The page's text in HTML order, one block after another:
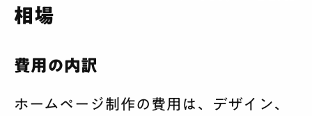
相場
費用の内訳
ホームページ制作の費用は、デザイン、